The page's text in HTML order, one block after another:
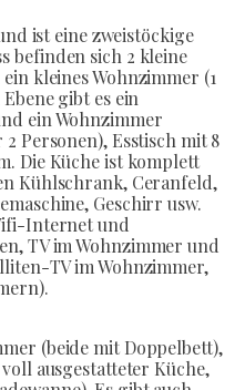
ist eine zweistöckige
befinden sich 2 kleine
kleines Wohnzimmer (1
gibt es ein
ein Wohnzimmer
Personen), Esstisch mit 8
Die Küche ist komplett
Kühlschrank, Ceranfeld,
Geschirr usw.
Internet und
TV im Wohnzimmer und
TV im Wohnzimmer,
(beide mit Doppelbett),
ausgestatteter Küche,